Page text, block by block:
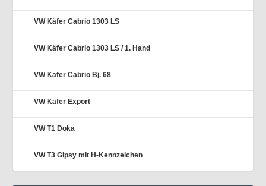
VW Käfer Cabrio 1303 LS
VW Käfer Cabrio 1303 LS / 1. Hand
VW Käfer Cabrio Bj. 68
VW Käfer Export
VW T1 Doka
VW T3 Gipsy mit H-Kennzeichen